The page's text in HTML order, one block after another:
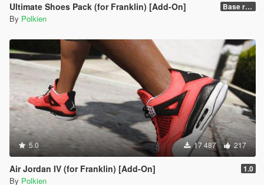
Ultimate Shoes Pack (for Franklin) [Add-On] Base release
By Polkien
5.0 17 487 217
Air Jordan IV (for Franklin) [Add-On] 1.0
By Polkien